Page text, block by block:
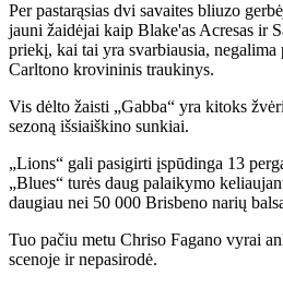
Per pastarąsias dvi savaites bliuzo
jauni žaidėjai kaip Blake'as Acresas ir
priekį, kai tai yra svarbiausia,
Carltono krovininis traukinys.
Vis dėlto žaisti „Gabba“ yra kitoks
sezoną išsiaiškino sunkiai.
„Lions“ gali pasigirti įspūdinga 13
„Blues“ turės daug palaikymo
daugiau nei 50 000 Brisbeno narių
Tuo pačiu metu Chriso Fagano vyrai
scenoje ir nepasirodė.